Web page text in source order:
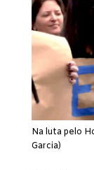
Na luta pelo
Garcia)